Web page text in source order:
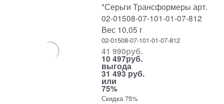
*Серьги Трансформеры арт.
02-01508-07-101-01-07-812
Вес 10,05 г
02-01508-07-101-01-07-812
41 990руб.
10 497руб.
выгода
31 493 руб.
или
75%
Скидка 75%